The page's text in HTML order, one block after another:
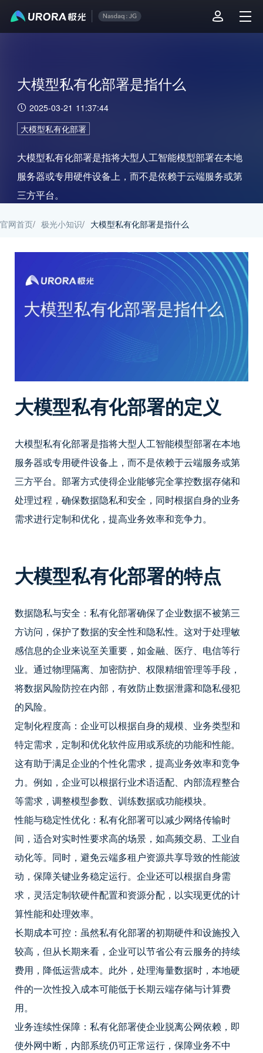
大模型私有化部署是指什么
2025-03-21 11:37:44
大模型私有化部署
大模型私有化部署是指将大型人工智能模型部署在本地
服务器或专用硬件设备上，而不是依赖于云端服务或第
三方平台。
官网首页/ 极光小知识/ 大模型私有化部署是指什么
大模型私有化部署的定义
大模型私有化部署是指将大型人工智能模型部署在本地
服务器或专用硬件设备上，而不是依赖于云端服务或第
三方平台。部署方式使得企业能够完全掌控数据存储和
处理过程，确保数据隐私和安全，同时根据自身的业务
需求进行定制和优化，提高业务效率和竞争力。
大模型私有化部署的特点
数据隐私与安全：私有化部署确保了企业数据不被第三
方访问，保护了数据的安全性和隐私性。这对于处理敏
感信息的企业来说至关重要，如金融、医疗、电信等行
业。通过物理隔离、加密防护、权限精细管理等手段，
将数据风险防控在内部，有效防止数据泄露和隐私侵犯
的风险。
定制化程度高：企业可以根据自身的规模、业务类型和
特定需求，定制和优化软件应用或系统的功能和性能。
这有助于满足企业的个性化需求，提高业务效率和竞争
力。例如，企业可以根据行业术语适配、内部流程整合
等需求，调整模型参数、训练数据或功能模块。
性能与稳定性优化：私有化部署可以减少网络传输时
间，适合对实时性要求高的场景，如高频交易、工业自
动化等。同时，避免云端多租户资源共享导致的性能波
动，保障关键业务稳定运行。企业还可以根据自身需
求，灵活定制软硬件配置和资源分配，以实现更优的计
算性能和处理效率。
长期成本可控：虽然私有化部署的初期硬件和设施投入
较高，但从长期来看，企业可以节省公有云服务的持续
费用，降低运营成本。此外，处理海量数据时，本地硬
件的一次性投入成本可能低于长期云端存储与计算费
用。
业务连续性保障：私有化部署使企业脱离公网依赖，即
使外网中断，内部系统仍可正常运行，保障业务不中